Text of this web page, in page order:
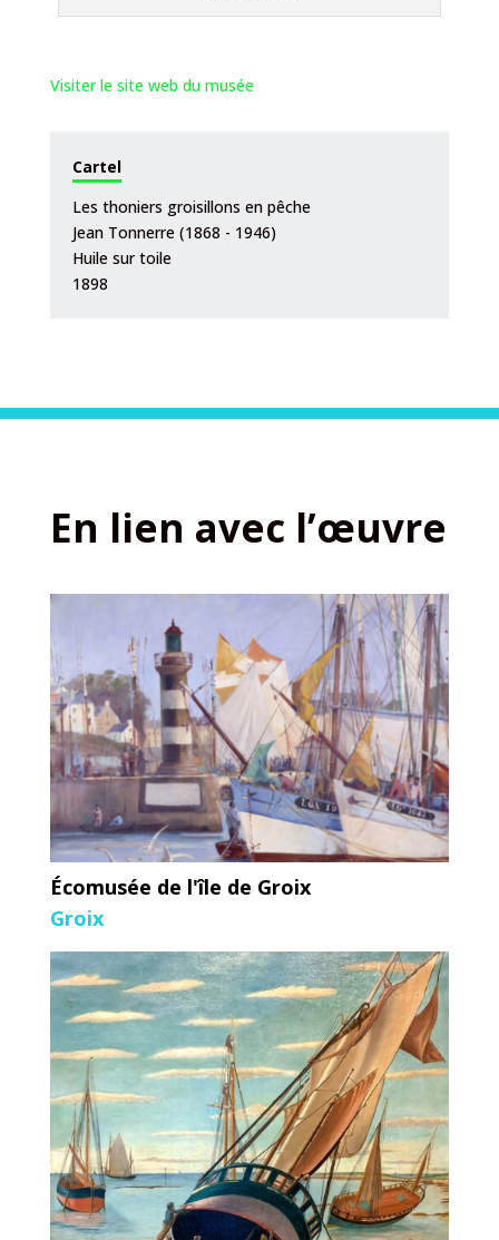
Visiter le site web du musée
Cartel
Les thoniers groisillons en pêche
Jean Tonnerre (1868 - 1946)
Huile sur toile
1898
En lien avec l’œuvre
Écomusée de l'île de Groix
Groix